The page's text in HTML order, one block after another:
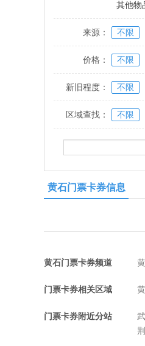
其他物
来源： 不限
价格： 不限
新旧程度： 不限
区域查找： 不限
黄石门票卡券信息
黄石门票卡券频道
门票卡券相关区域
门票卡券附近分站